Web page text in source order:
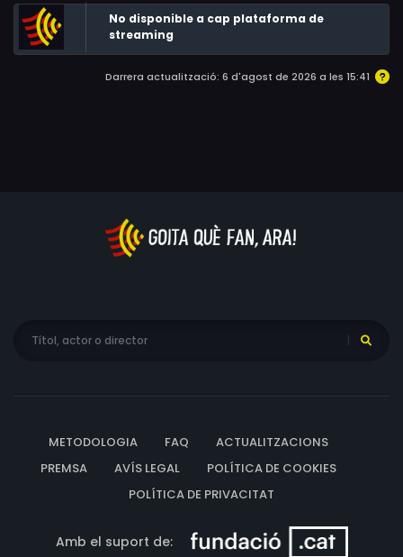
propera que engegarà uns esdeveniments que
canviaran les seves vides per sempre.
No disponible a cap plataforma de
streaming
Darrera actualització: 6 d'agost de 2026 a les 15:41
METODOLOGIA FAQ
ACTUALITZACIONS
PREMSA
AVÍS LEGAL
POLÍTICA DE COOKIES
POLÍTICA DE PRIVACITAT
Amb el suport de: